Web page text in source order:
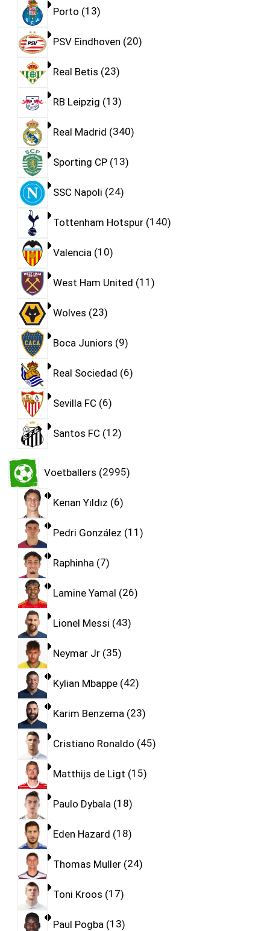
Porto 13
PSV Eindhoven 20
Real Betis 23
RB Leipzig 13
Real Madrid 340
Sporting CP 13
SSC Napoli 24
Tottenham Hotspur 140
Valencia 10
West Ham United 11
Wolves 23
Boca Juniors 9
Real Sociedad 6
Sevilla FC 6
Santos FC 12
Voetballers 2995
Kenan Yıldız 6
Pedri González 11
Raphinha 7
Lamine Yamal 26
Lionel Messi 43
Neymar Jr 35
Kylian Mbappe 42
Karim Benzema 23
Cristiano Ronaldo 45
Matthijs de Ligt 15
Paulo Dybala 18
Eden Hazard 18
Thomas Muller 24
Toni Kroos 17
Paul Pogba 13